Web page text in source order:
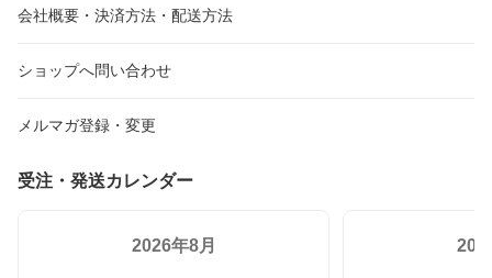
会社概要・決済方法・配送方法
ショップへ問い合わせ
メルマガ登録・変更
受注・発送カレンダー
2026年8月